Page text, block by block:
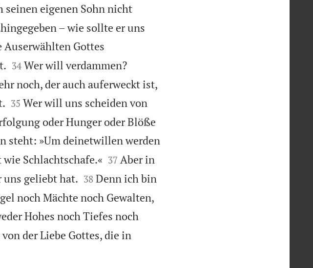
seinen eigenen Sohn nicht
– wie sollte er uns
Gottes

34 Wer will verdammen?
noch, der auch auferweckt ist,

35 Wer will uns scheiden von
oder Hunger oder Blöße
steht: »Um deinetwillen werden
Schlachtschafe.«
37 Aber in
uns geliebt hat.
38 Denn ich bin
noch Mächte noch Gewalten,
Hohes noch Tiefes noch
der Liebe Gottes, die in